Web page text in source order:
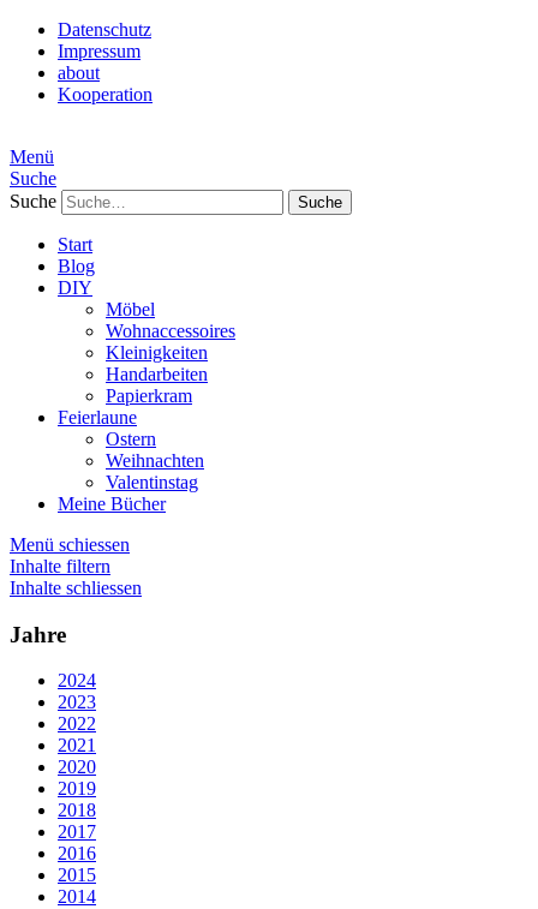
Datenschutz
Impressum
about
Kooperation
Menü
Suche
Suche
Start
Blog
DIY
Möbel
Wohnaccessoires
Kleinigkeiten
Handarbeiten
Papierkram
Feierlaune
Ostern
Weihnachten
Valentinstag
Meine Bücher
Menü schiessen
Inhalte filtern
Inhalte schliessen
Jahre
2024
2023
2022
2021
2020
2019
2018
2017
2016
2015
2014